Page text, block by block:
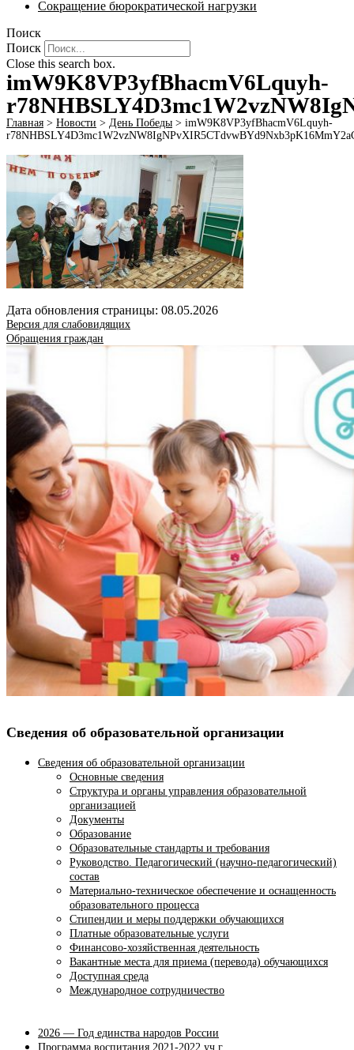
Сокращение бюрократической нагрузки
Поиск
Поиск
Close this search box.
imW9K8VP3yfBhacmV6Lquyh-
Главная > Новости > День Победы > imW9K8VP3yfBhacmV6Lquyh-
Дата обновления страницы: 08.05.2026
Версия для слабовидящих
Обращения граждан
Сведения об образовательной организации
Сведения об образовательной организации
Основные сведения
Структура и органы управления образовательной
организацией
Документы
Образование
Образовательные стандарты и требования
Руководство. Педагогический (научно-педагогический)
состав
Материально-техническое обеспечение и оснащенность
образовательного процесса
Стипендии и меры поддержки обучающихся
Платные образовательные услуги
Финансово-хозяйственная деятельность
Вакантные места для приема (перевода) обучающихся
Доступная среда
Международное сотрудничество
2026 — Год единства народов России
Программа воспитания 2021-2022 уч.г